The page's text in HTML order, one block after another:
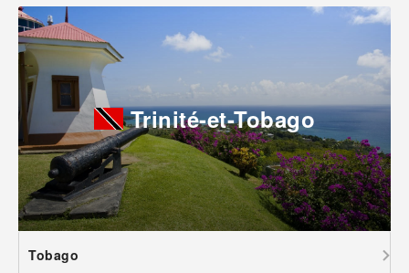
Trinité-et-Tobago
Tobago